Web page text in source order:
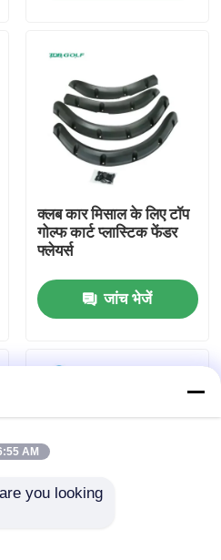
क्लब कार मिसाल के लिए टॉप
गोल्फ कार्ट प्लास्टिक फेंडर
फ्लेयर्स
जांच भेजें
AM
you looking